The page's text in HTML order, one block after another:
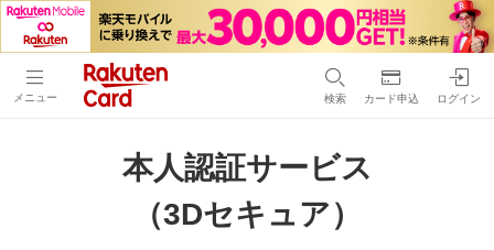
メニュー 検索 カード申込 ログイン
本人認証サービス
（3Dセキュア）